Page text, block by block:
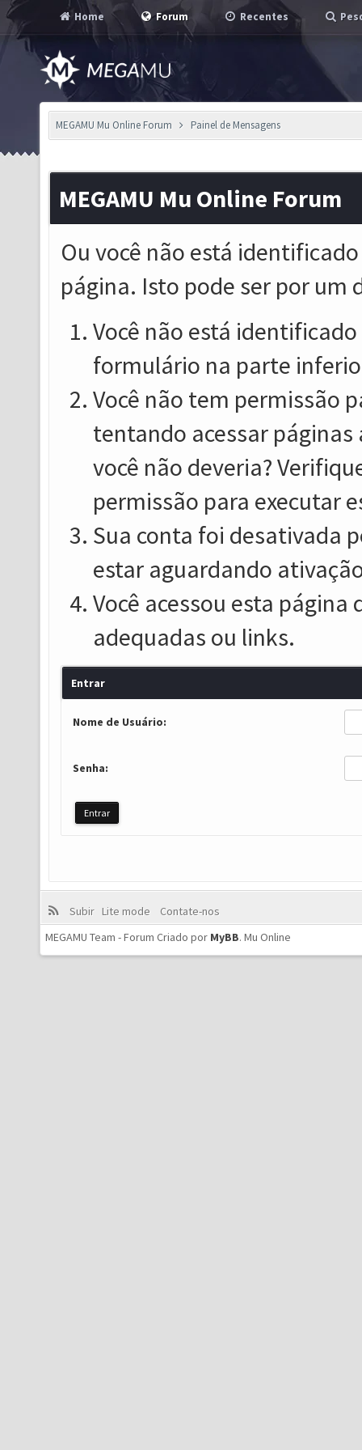
Home Forum Recentes
MEGAMU Mu Online Forum Painel de Mensagens
MEGAMU Mu Online Forum
Ou você não está
página. Isto pode ser por um
Você não está
formulário na parte
Você não tem permissão
tentando acessar
você não deveria?
permissão para executar
Sua conta foi desativada
estar aguardando
Você acessou esta
adequadas ou links.
Entrar
Nome de Usuário:
Senha:
Subir Lite mode
Contate-nos
MEGAMU Team - Forum Criado por MyBB. Mu Online